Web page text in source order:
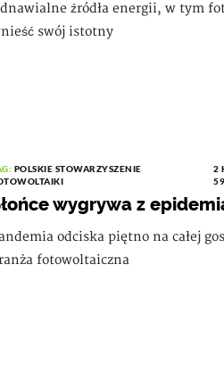
źródła energii, w tym
swój istotny
POLSKIE STOWARZYSZENIE
2
wygrywa z
odciska piętno na całej
fotowoltaiczna